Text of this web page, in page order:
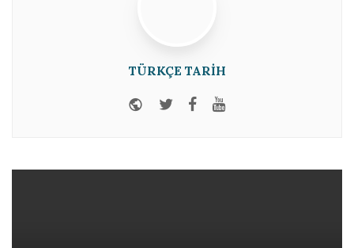
TÜRKÇE TARIH
Website
TwitterFacebook